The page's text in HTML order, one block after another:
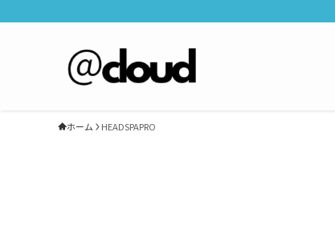
ホーム HEADSPAPRO